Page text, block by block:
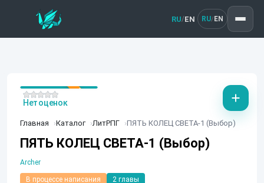
RU/EN RU/ EN
Главная Каталог ЛитРПГ ПЯТЬ КОЛЕЦ СВЕТА-1 (Выбор)
ПЯТЬ КОЛЕЦ СВЕТА-1 (Выбор)
Archer
В процессе написания 2 главы
Нет оценок